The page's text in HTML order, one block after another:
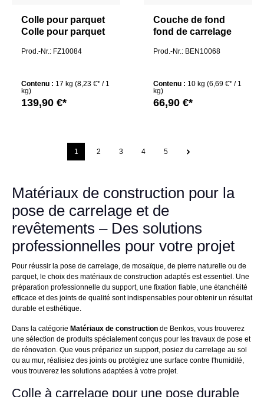
Colle pour parquet
Colle pour parquet
cisaillement Prêt à
sans solvant ni
silicone
Prod.-Nr.: FZ10084
Contenu : 17 kg (8,23 €* / 1
kg)
139,90 €*
Couche de fond
fond de carrelage
prêt à l'emploi sans
Prod.-Nr.: BEN10068
Contenu : 10 kg (6,69 €* / 1
kg)
66,90 €*
1 2 3 4 5
Matériaux de construction pour la
pose de carrelage et de
revêtements – Des solutions
professionnelles pour votre projet
Pour réussir la pose de carrelage, de mosaïque, de pierre naturelle ou de
parquet, le choix des matériaux de construction adaptés est essentiel. Une
préparation professionnelle du support, une fixation fiable, une étanchéité
efficace et des joints de qualité sont indispensables pour obtenir un résultat
durable et esthétique.
Dans la catégorie Matériaux de construction de Benkos, vous trouverez
une sélection de produits spécialement conçus pour les travaux de pose et
de rénovation. Que vous prépariez un support, posiez du carrelage au sol
ou au mur, réalisiez des joints ou protégiez une surface contre l'humidité,
vous trouverez les solutions adaptées à votre projet.
Colle à carrelage pour une pose durable